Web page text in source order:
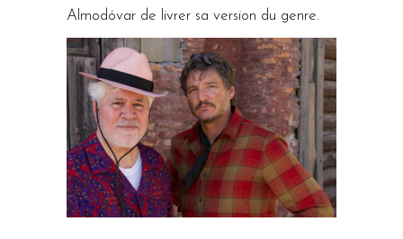
Almodóvar de livrer sa version du genre.